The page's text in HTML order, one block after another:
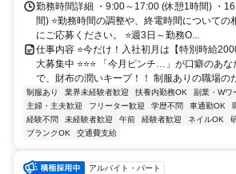
勤務時間詳細 ・9:00～17:00 (休憩1時間) ・
間) ⭐勤務時間の調整や、終電時間についての
にご応募ください。 ⭐週3日～勤務O...
仕事内容 ⭐今だけ！入社初月は【特別時給2000
大募集中 ⭐⭐⭐ 「今月ピンチ…」が口癖のあ
で、財布の潤いキープ！！ 制服ありの職場の
制服あり 業界未経験者歓迎 扶養内勤務OK 副業・Wワ
主婦・主夫歓迎
フリーター歓迎 学歴不問 車通勤OK
経験不問
未経験者歓迎 午前 経験者歓迎 ネイルOK
ブランクOK
交通費支給
アルバイト・パート